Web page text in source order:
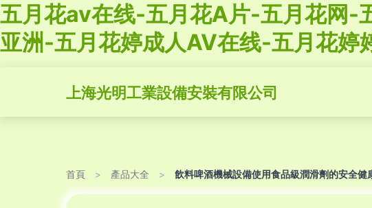
五月花av在线-五月花A片-五月花网-
亚洲-五月花婷成人AV在线-五月花婷
上海光明工業設備安裝有限公司
首頁 > 產品大全 > 飲料啤酒機械設備使用食品級潤滑劑的安全健